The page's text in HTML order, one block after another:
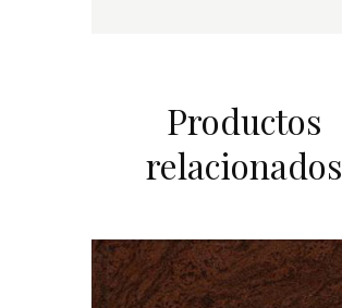
Productos
relacionados